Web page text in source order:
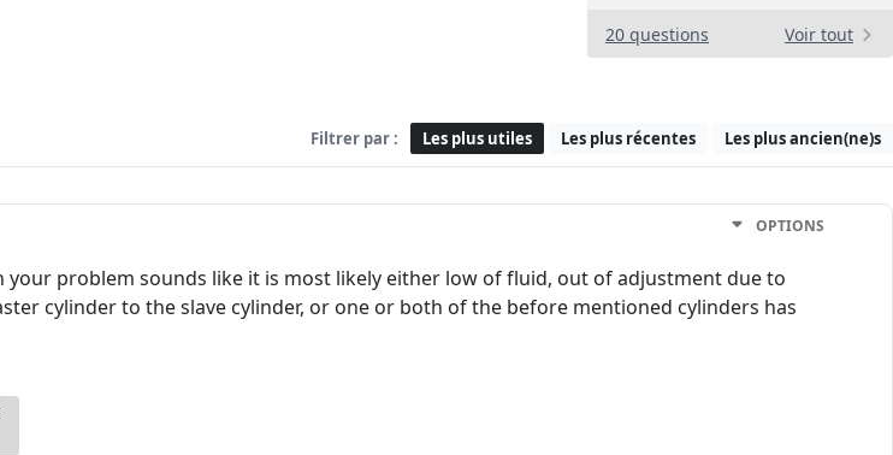
20 questions Voir tout
Filtrer par : Les plus utiles Les plus récentes Les plus ancien(ne)s
OPTIONS
your problem sounds like it is most likely either low of fluid, out of adjustment due to
cylinder to the slave cylinder, or one or both of the before mentioned cylinders has